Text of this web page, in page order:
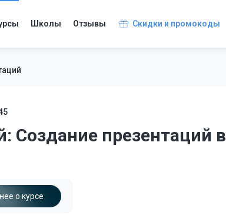
Школы Отзывы Скидки и промокоды
Создание презентаций в
о курсе